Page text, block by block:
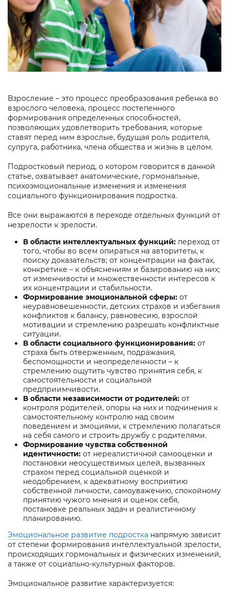
Взросление – это процесс преобразования ребенка во
взрослого человека, процесс постепенного
формирования определенных способностей,
позволяющих удовлетворить требования, которые
ставят перед ним взрослые, будущая роль родителя,
супруга, работника, члена общества и жизнь в целом.
Подростковый период, о котором говорится в данной
статье, охватывает анатомические, гормональные,
психоэмоциональные изменения и изменения
социального функционирования подростка.
Все они выражаются в переходе отдельных функций от
незрелости к зрелости.
В области интеллектуальных функций: переход от
того, чтобы во всем опираться на авторитеты, к
поиску доказательств; от концентрации на фактах,
конкретике – к объяснениям и базированию на них;
от изменчивости и множественности интересов к
их концентрации и стабильности.
Формирование эмоциональной сферы: от
неуравновешенности, детских страхов и избегания
конфликтов к балансу, равновесию, взрослой
мотивации и стремлению разрешать конфликтные
ситуации.
В области социального функционирования: от
страха быть отверженным, подражания,
беспомощности и неопределенности – к
стремлению ощутить чувство принятия себя, к
самостоятельности и социальной
предприимчивости.
В области независимости от родителей: от
контроля родителей, опоры на них и подчинения к
самостоятельному контролю над своим
поведением и эмоциями, к стремлению полагаться
на себя самого и строить дружбу с родителями.
Формирование чувства собственной
идентичности: от нереалистичной самооценки и
постановки неосуществимых целей, вызванных
страхом перед социальной оценкой и
неодобрением, к адекватному восприятию
собственной личности, самоуважению, спокойному
принятию чужого мнения и оценок себя,
постановке реальных задач и реалистичному
планированию.
Эмоциональное развитие подростка напрямую зависит
от степени формирования интеллектуальной зрелости,
происходящих гормональных и физических изменений,
а также от социально-культурных факторов.
Эмоциональное развитие характеризуется: